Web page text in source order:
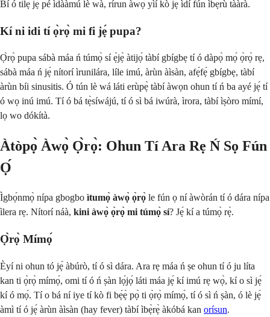
Bí ó tilẹ̀ jẹ́ pé ìdààmú lè wà, rírun àwọ̀ yìí kò jẹ́ ìdí fún ìbẹ̀rù tààrà.
Kí ni idi tí ọ̀rọ̀ mi fi jẹ́ pupa?
Ọ̀rọ̀ pupa sábà máa ń túmọ̀ sí ẹ̀jẹ̀ àtijọ́ tàbí gbígbẹ tí ó dàpọ̀ mọ́ ọ̀rọ̀ rẹ,
sábà máa ń jẹ́ nítorí ìrunilára, líle imú, àrùn àìsàn, afẹ́fẹ́ gbígbẹ, tàbí
àrùn bíi sinusitis. Ó tún lè wá láti erùpẹ̀ tàbí àwọn ohun tí ń ba ayé jẹ́ tí
ó wọ inú imú. Tí ó bá tẹ̀síwájú, tí ó sì bá iwúrà, ìrora, tàbí ìṣòro mímí,
lọ wo dókítà.
Àtòpọ̀ Àwọ̀ Ọ̀rọ̀: Ohun Tí Ara Rẹ Ń Sọ Fún
Ọ́
Ìgbọ́nmọ̀ nípa gbogbo ìtumọ̀ àwọ̀ ọ̀rọ̀ le fún ọ ní àwòrán tí ó dára nípa
ìlera rẹ. Nítorí náà, kini àwọ̀ ọ̀rọ̀ mi túmọ̀ sí? Jẹ́ kí a túmọ̀ rẹ̀.
Ọ̀rọ̀ Mímọ́
Èyí ni ohun tó jẹ́ àbúrò, tí ó sì dára. Ara rẹ máa ń ṣe ohun tí ó ju líta
kan ti ọ̀rọ̀ mímọ́, omi tí ó ń ṣàn lọ́jọ́ láti máa jẹ́ kí imú rẹ wọ̀, kí o sì jẹ́
kí ó mọ́. Tí o bá ní iye tí kò fi bẹ́ẹ̀ pọ̀ ti ọ̀rọ̀ mímọ́, tí ó sì ń ṣàn, ó lè jẹ́
àmì tí ó jẹ́ àrùn àìsàn (hay fever) tàbí ìbẹ̀rẹ̀ àkóbá kan orísun.